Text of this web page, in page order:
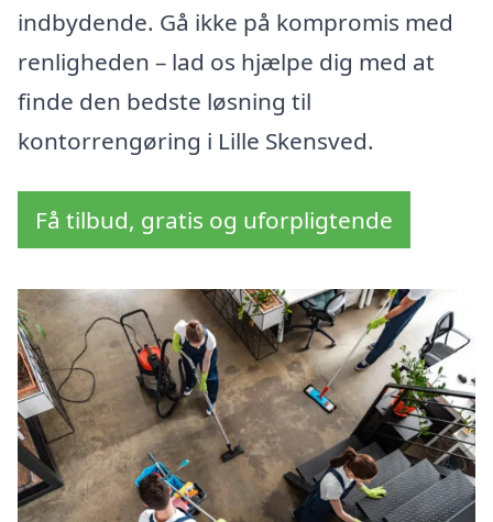
indbydende. Gå ikke på kompromis med
renligheden – lad os hjælpe dig med at
finde den bedste løsning til
kontorrengøring i Lille Skensved.
Få tilbud, gratis og uforpligtende